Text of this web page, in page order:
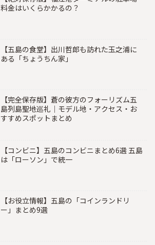
料金はいくらかかるの？
【五島の食堂】出川哲郎も訪れた玉之浦に
ある「ちょうちん家」
【完全保存版】蒼の彼方のフォーリズム五
島列島聖地巡礼｜モデル地・アクセス・お
すすめスポットまとめ
【コンビニ】五島のコンビニまとめ6選 五島
は「ローソン」で統一
【お役立情報】五島の「コインランドリ
ー」まとめ9選